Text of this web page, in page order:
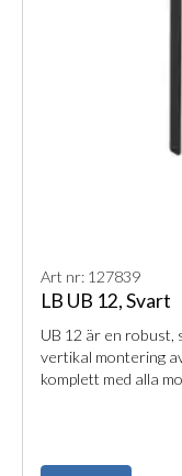
Art nr: 127839
LB UB 12, Svart
UB 12 är en robust,
vertikal montering
komplett med alla